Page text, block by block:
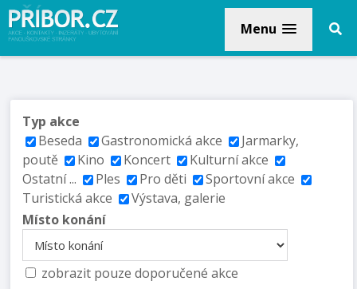
Menu
Typ akce
Beseda
Gastronomická akce
Jarmarky,
poutě
Kino Koncert
Kulturní akce
Ostatní ...
Ples Pro děti
Sportovní akce
Turistická akce
Výstava, galerie
Místo konání
zobrazit pouze doporučené akce